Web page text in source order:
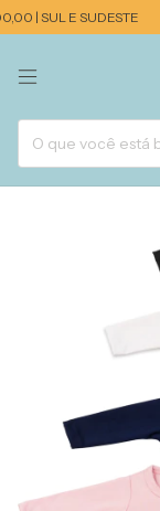
| SUL E SUDESTE